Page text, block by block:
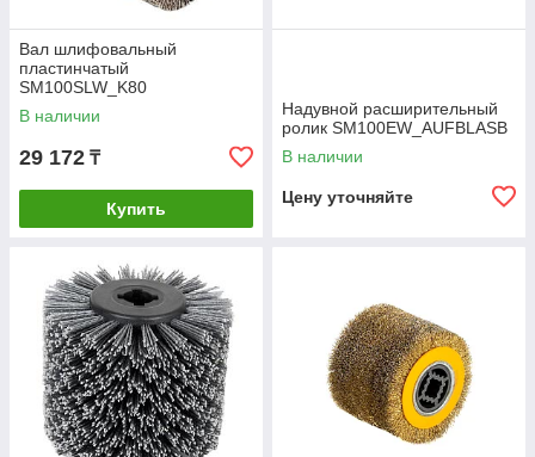
Вал шлифовальный
пластинчатый
SM100SLW_K80
В наличии
29 172 ₸
Купить
Надувной расширительный
ролик SM100EW_AUFBLASB
В наличии
Цену уточняйте